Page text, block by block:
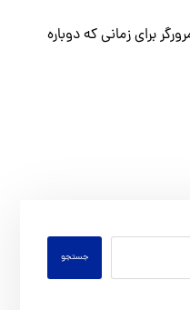
برای زمانی که دوباره
جستجو